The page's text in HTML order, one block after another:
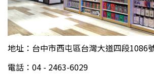
地址：台中市西屯區台灣大道四段1086
電話：04 - 2463-6029